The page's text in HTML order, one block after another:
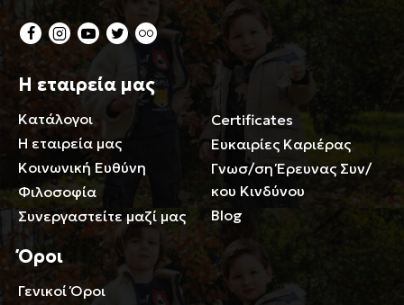
Η εταιρεία μας
Κατάλογοι
Η εταιρεία μας
Κοινωνική Ευθύνη
Φιλοσοφία
Συνεργαστείτε μαζί μας
Certificates
Ευκαιρίες Καριέρας
Γνωσ/ση Έρευνας Συν/
κου Κινδύνου
Blog
Όροι
Γενικοί Όροι
Περιορισμοί ευθύνης